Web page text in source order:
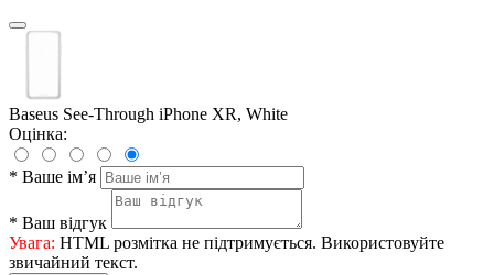
Baseus See-Through iPhone XR, White
Оцінка:
* Ваше ім’я
* Ваш відгук
Увага: HTML розмітка не підтримується. Використовуйте
звичайний текст.